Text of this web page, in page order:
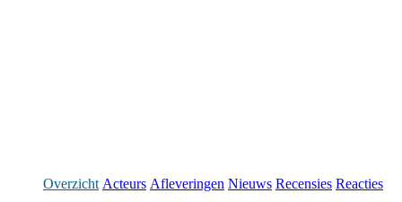
Overzicht Acteurs Afleveringen Nieuws Recensies Reacties